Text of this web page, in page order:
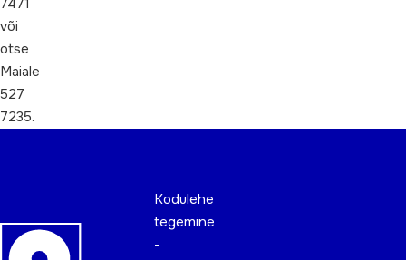
7471
või
otse
Maiale
527
7235.
Kodulehe
tegemine
-